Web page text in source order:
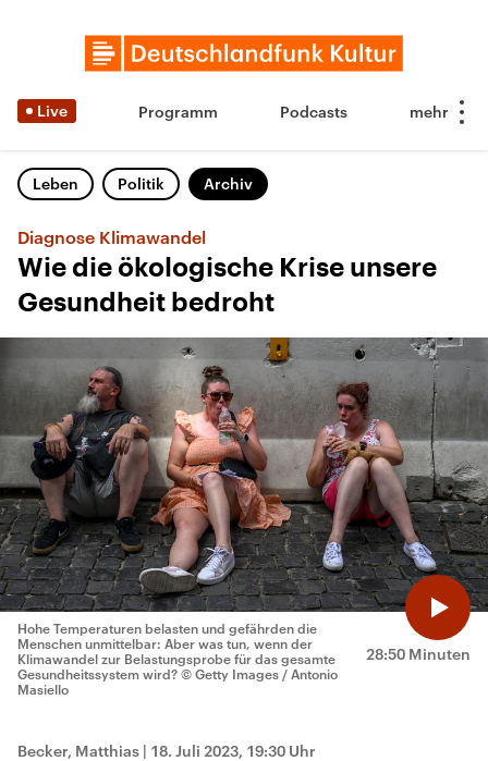
Live Programm Podcasts
Leben Politik Archiv
Diagnose Klimawandel
Wie die ökologische Krise unsere
Gesundheit bedroht
28:50 Minuten
Hohe Temperaturen belasten und gefährden die
Menschen unmittelbar: Aber was tun, wenn der
Klimawandel zur Belastungsprobe für das gesamte
Gesundheitssystem wird? © Getty Images / Antonio
Masiello
Becker, Matthias | 18. Juli 2023, 19:30 Uhr